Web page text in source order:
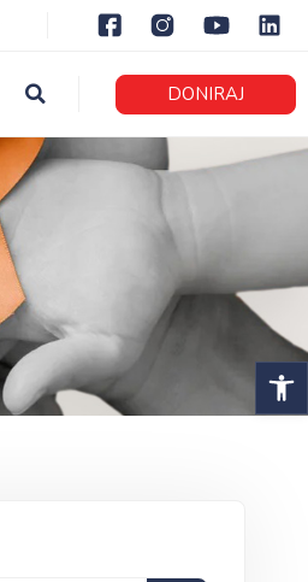
DONIRAJ